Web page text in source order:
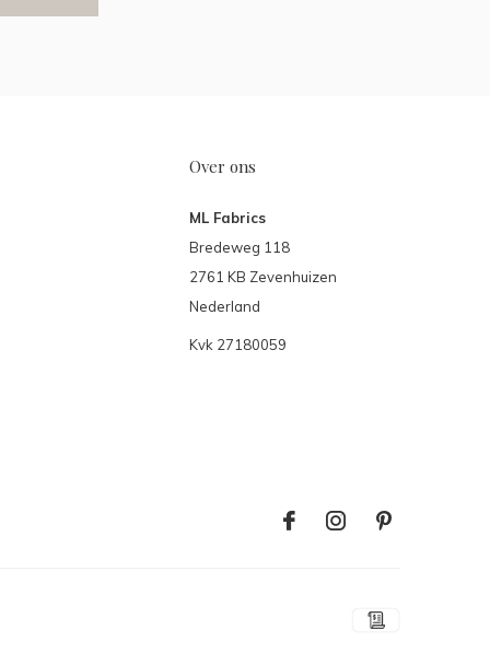
Over ons
ML Fabrics
Bredeweg 118
2761 KB Zevenhuizen
Nederland
Kvk 27180059